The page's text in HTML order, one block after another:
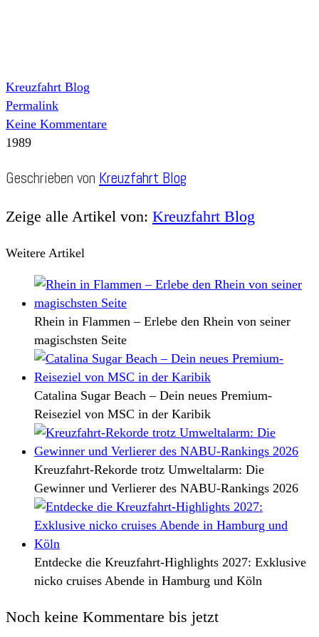
Kreuzfahrt Blog
Permalink
Keine Kommentare
1989
Geschrieben von Kreuzfahrt Blog
Zeige alle Artikel von: Kreuzfahrt Blog
Weitere Artikel
Rhein in Flammen – Erlebe den Rhein von seiner
magischsten Seite
Catalina Sugar Beach – Dein neues Premium-
Reiseziel von MSC in der Karibik
Kreuzfahrt-Rekorde trotz Umweltalarm: Die
Gewinner und Verlierer des NABU-Rankings 2026
Entdecke die Kreuzfahrt-Highlights 2027: Exklusive
nicko cruises Abende in Hamburg und Köln
Noch keine Kommentare bis jetzt